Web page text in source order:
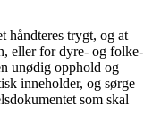
håndteres trygt, og at
eller for dyre- og folke­
unødig opphold og
inneholder, og sørge
som skal